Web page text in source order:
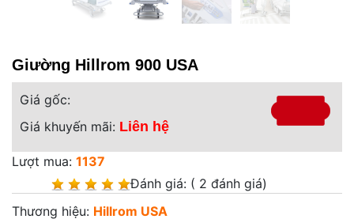
Giường Hillrom 900 USA
Giá gốc:
Giá khuyến mãi: Liên hệ
Lượt mua: 1137
Đánh giá: ( 2 đánh giá)
Thương hiệu: Hillrom USA